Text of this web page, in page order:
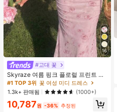
16
#고대 꽃
Skyraze 여름 핑크 플로럴 프린트 주
름 메쉬 캐미 롱 드레스, 여름 드레스,
봄 옷
#1 TOP 3위 꽃 여성 미디 드레스
1.3k+ 판매됨
(1000+)
10,787원 -36% 추정된